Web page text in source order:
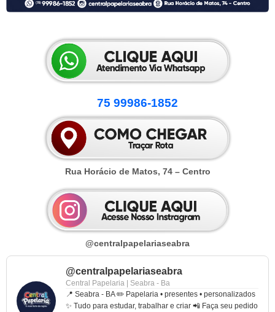
75 99986-1852
Rua Horácio de Matos, 74 – Centro
@centralpapelariaseabra